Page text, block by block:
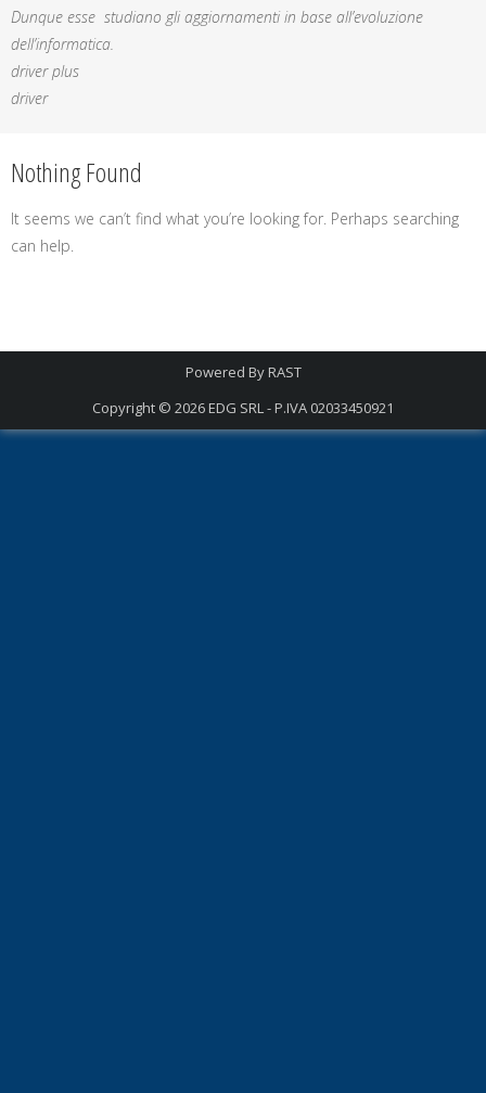
Dunque esse studiano gli aggiornamenti in base all’evoluzione
dell’informatica.
driver plus
driver
Nothing Found
It seems we can’t find what you’re looking for. Perhaps searching
can help.
Powered ByRAST
Copyright © 2026EDG SRL - P.IVA 02033450921